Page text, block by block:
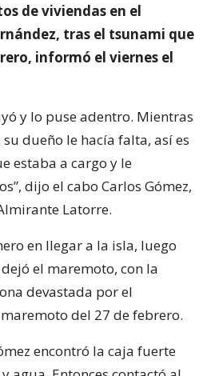
de viviendas en el
tras el tsunami que
informó el viernes el
y lo puse adentro. Mientras
dueño le hacía falta, así es
estaba a cargo y le
dijo el cabo Carlos Gómez,
Latorre.
en llegar a la isla, luego
el maremoto, con la
devastada por el
del 27 de febrero.
encontró la caja fuerte